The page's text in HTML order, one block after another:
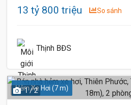
13 tỷ 800 triệu So sánh
Thịnh BĐS
Hẻm Xe Hơi (7 m)
1 / 2